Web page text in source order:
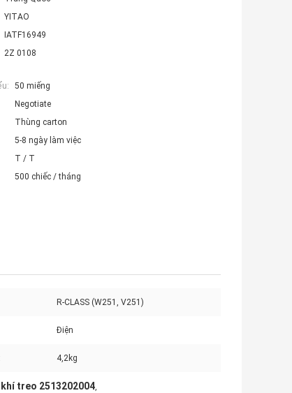
YITAO
IATF16949
2Z 0108
50 miếng
Negotiate
Thùng carton
5-8 ngày làm việc
T / T
500 chiếc / tháng
R-CLASS (W251, V251)
Điện
4,2kg
khí treo 2513202004,